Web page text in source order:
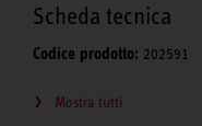
Scheda tecnica
Codice prodotto: 202591
Mostra tutti